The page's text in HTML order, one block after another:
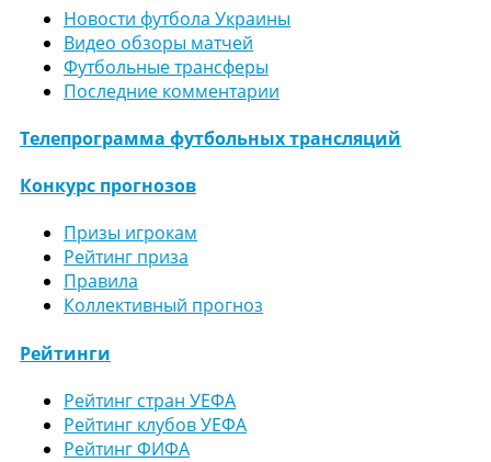
Новости футбола Украины
Видео обзоры матчей
Футбольные трансферы
Последние комментарии
Телепрограмма футбольных трансляций
Конкурс прогнозов
Призы игрокам
Рейтинг приза
Правила
Коллективный прогноз
Рейтинги
Рейтинг стран УЕФА
Рейтинг клубов УЕФА
Рейтинг ФИФА